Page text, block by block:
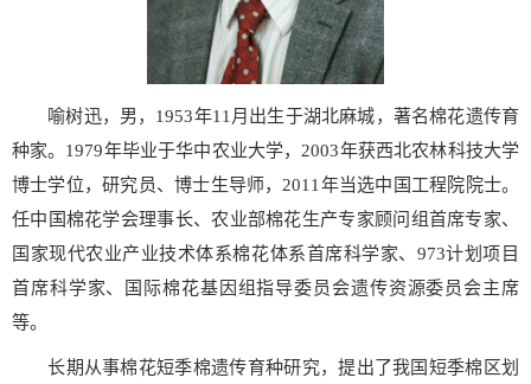
喻树迅，男，1953年11月出生于湖北麻城，著名棉花遗传育
种家。1979年毕业于华中农业大学，2003年获西北农林科技大学
博士学位，研究员、博士生导师，2011年当选中国工程院院士。
任中国棉花学会理事长、农业部棉花生产专家顾问组首席专家、
国家现代农业产业技术体系棉花体系首席科学家、973计划项目
首席科学家、国际棉花基因组指导委员会遗传资源委员会主席
等。
长期从事棉花短季棉遗传育种研究，提出了我国短季棉区划